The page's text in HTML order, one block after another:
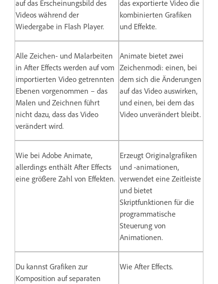
auf das Erscheinungsbild des
Videos während der
Wiedergabe in Flash Player.
das exportierte Video die
kombinierten Grafiken
und Effekte.
Alle Zeichen- und Malarbeiten
in After Effects werden auf vom
importierten Video getrennten
Ebenen vorgenommen – das
Malen und Zeichnen führt
nicht dazu, dass das Video
verändert wird.
Animate bietet zwei
Zeichenmodi: einen, bei
dem sich die Änderungen
auf das Video auswirken,
und einen, bei dem das
Video unverändert bleibt.
Wie bei Adobe Animate,
allerdings enthält After Effects
eine größere Zahl von Effekten.
Erzeugt Originalgrafiken
und -animationen,
verwendet eine Zeitleiste
und bietet
Skriptfunktionen für die
programmatische
Steuerung von
Animationen.
Du kannst Grafiken zur
Komposition auf separaten
Wie After Effects.